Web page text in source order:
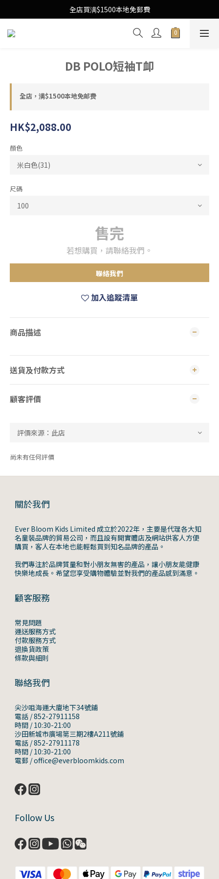
Free Local Shipping Upon $1500 purchase
全店買满$1500本地免郵費
Free Local Shipping Upon $1500 purchase
DB POLO短袖T卹
全店，满$1500本地免邮费
HK$2,088.00
顏色
尺碼
售完
若想購買，請聯絡我們。
聯絡我們
加入追蹤清單
商品描述
送貨及付款方式
顧客評價
尚未有任何評價
關於我們
Ever Bloom Kids Limited 成立於2022年，主要是代理各大知
名童裝品牌的貿易公司，而且設有開實體店及網站供客人方便
購買，客人在本地也能輕鬆買到知名品牌的產品。
我們專注於品牌質量和對小朋友無害的產品，讓小朋友能健康
快樂地成長。希望您享受購物體驗並對我們的產品感到滿意。
顧客服務
常見問題
運送服務方式
付款服務方式
退換貨政策
條款與細則
聯絡我們
尖沙咀海運大廈地下34號鋪
電話 / 852-27911158
時間 / 10:30-21:00
沙田新城市廣場第三期2樓A211號鋪
電話 / 852-27911178
時間 / 10:30-21:00
電郵 / office@everbloomkids.com
Follow Us